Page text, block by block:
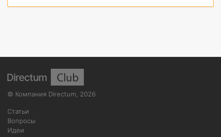
© Компания Directum 2026
Статьи
Вопросы
Идеи